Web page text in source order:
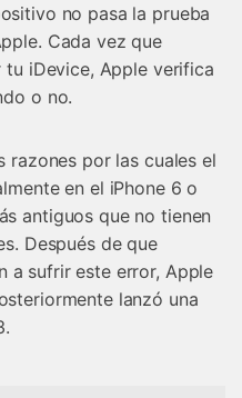
no pasa la prueba
Cada vez que
iDevice, Apple verifica
o no.
razones por las cuales el
en el iPhone 6 o
antiguos que no tienen
Después de que
a sufrir este error, Apple
lanzó una